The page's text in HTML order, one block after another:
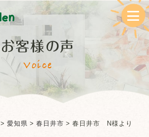
お客様の声
Voice
> 愛知県 > 春日井市 >春日井市 N様より